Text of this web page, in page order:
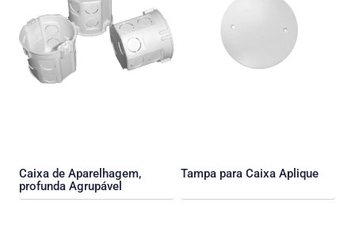
Caixa de Aparelhagem,
profunda Agrupável
Tampa para Caixa Aplique